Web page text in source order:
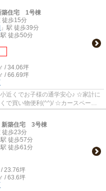
築住宅 1号棟
徒歩15分
」駅 徒歩39分
駅 徒歩50分
/ 34.06坪
/ 66.69坪
近くでお子様の通学安心♪ ☆家計に
で買い物便利(^^)/ ☆カースペース
築住宅 3号棟
徒歩23分
駅 徒歩57分
駅 徒歩61分
23.76坪
/ 63.6坪